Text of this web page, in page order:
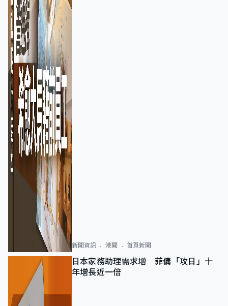
新聞資訊 港聞 首頁新聞
日本家務助理需求增 菲傭「攻日」十
年增長近一倍